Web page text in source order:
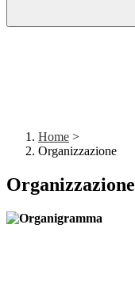
Home >
Organizzazione
Organizzazione